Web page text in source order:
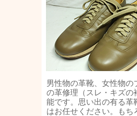
男性物の革靴、女性物の
の革修理（スレ・キズの
能です。思い出の有る革
はお任せください。もち